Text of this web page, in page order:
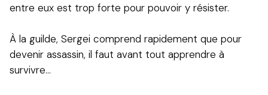
entre eux est trop forte pour pouvoir y résister.
À la guilde, Sergei comprend rapidement que pour
devenir assassin, il faut avant tout apprendre à
survivre...